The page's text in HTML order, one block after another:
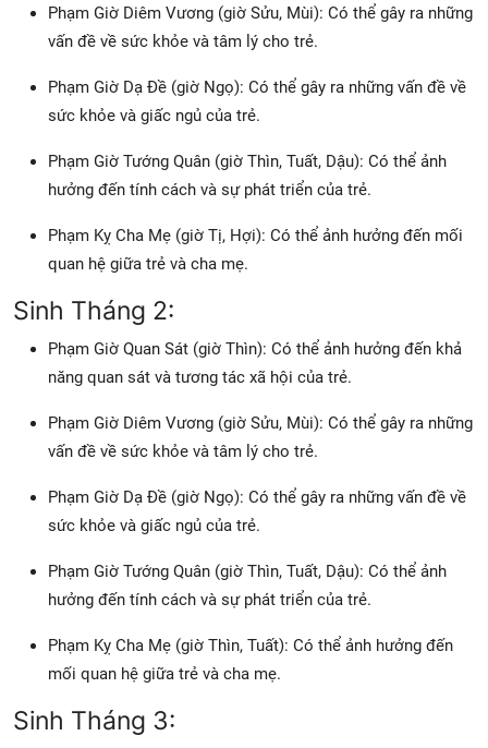
Phạm Giờ Diêm Vương (giờ Sửu, Mùi): Có thể gây ra những
vấn đề về sức khỏe và tâm lý cho trẻ.
Phạm Giờ Dạ Đề (giờ Ngọ): Có thể gây ra những vấn đề về
sức khỏe và giấc ngủ của trẻ.
Phạm Giờ Tướng Quân (giờ Thìn, Tuất, Dậu): Có thể ảnh
hưởng đến tính cách và sự phát triển của trẻ.
Phạm Kỵ Cha Mẹ (giờ Tị, Hợi): Có thể ảnh hưởng đến mối
quan hệ giữa trẻ và cha mẹ.
Sinh Tháng 2:
Phạm Giờ Quan Sát (giờ Thìn): Có thể ảnh hưởng đến khả
năng quan sát và tương tác xã hội của trẻ.
Phạm Giờ Diêm Vương (giờ Sửu, Mùi): Có thể gây ra những
vấn đề về sức khỏe và tâm lý cho trẻ.
Phạm Giờ Dạ Đề (giờ Ngọ): Có thể gây ra những vấn đề về
sức khỏe và giấc ngủ của trẻ.
Phạm Giờ Tướng Quân (giờ Thìn, Tuất, Dậu): Có thể ảnh
hưởng đến tính cách và sự phát triển của trẻ.
Phạm Kỵ Cha Mẹ (giờ Thìn, Tuất): Có thể ảnh hưởng đến
mối quan hệ giữa trẻ và cha mẹ.
Sinh Tháng 3: